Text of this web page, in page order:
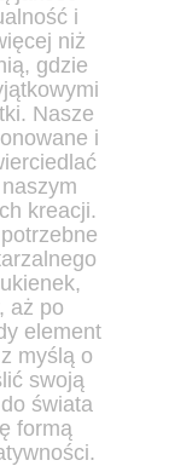
i
niż
gdzie
Nasze
i
kreacji.
aż po
element
myślą o
swoją
świata
formą